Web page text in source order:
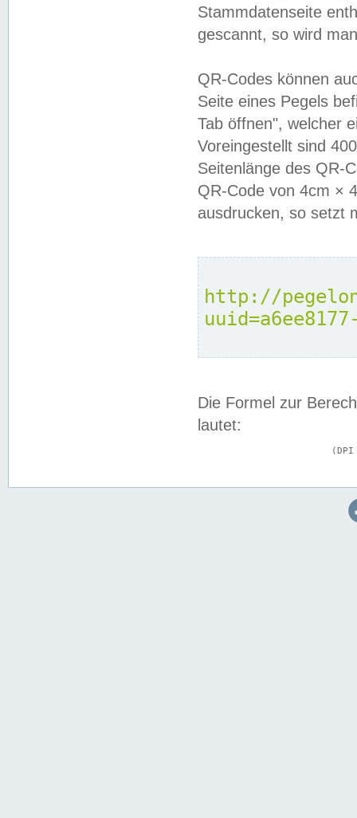
Stammdatenseite
gescannt, so wird
QR-Codes können
Seite eines Pegels
Tab öffnen", welcher
Voreingestellt sind
Seitenlänge des QR-
QR-Code von 4cm ×
ausdrucken, so setzt
http://
Die Formel zur
lautet: